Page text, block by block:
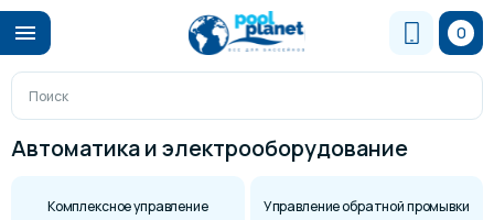
0
Автоматика и электрооборудование
Комплексное управление Управление обратной промывки